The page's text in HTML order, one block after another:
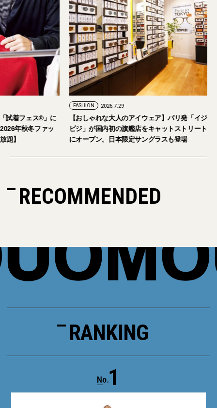
試着フェス®︎」に
年秋冬ファッ
題】
FASHION 2026.7.29
【おしゃれな大人のアイウェア】パリ発「イジ
ピジ」が国内初の旗艦店をキャットストリート
にオープン。日本限定サングラスも登場
RECOMMENDED
RANKING
1